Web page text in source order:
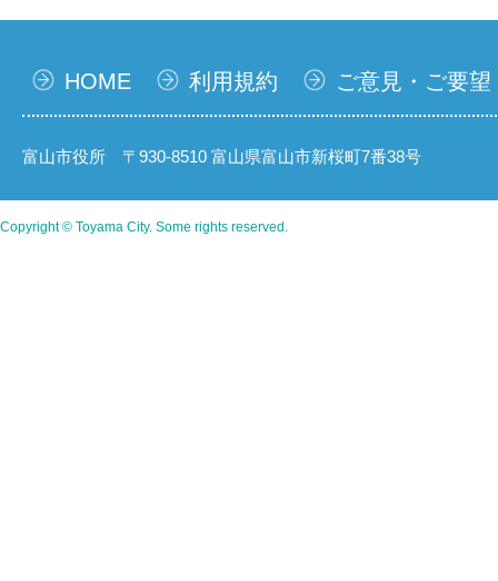
HOME 利用規約 ご意見・ご要望
富山市役所 〒930-8510 富山県富山市新桜町7番38号
Copyright © Toyama City. Some rights reserved.